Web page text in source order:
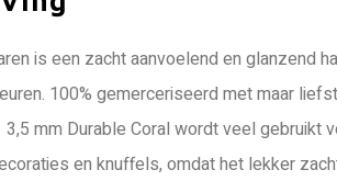
is een zacht aanvoelend en glanzend
100% gemerceriseerd met maar
3,5 mm Durable Coral wordt veel gebruikt
en knuffels, omdat het lekker